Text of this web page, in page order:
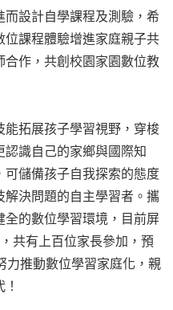
設計自學課程及測驗，希
課程體驗增進家庭親子共
作，共創校園家園數位教
拓展孩子學習視野，穿梭
識自己的家鄉與國際知
儲備孩子自我探索的態度
決問題的自主學習者。攜
的數位學習環境，目前屏
共有上百位家長參加，預
力推動數位學習家庭化，親